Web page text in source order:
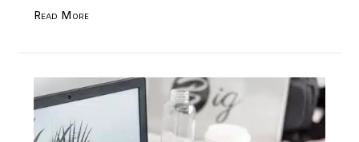
Read More